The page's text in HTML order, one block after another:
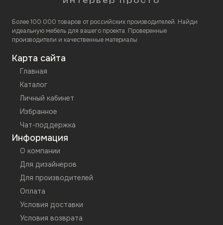
Более 100 000 товаров от российских производителей. Найди
идеальную мебель для вашего проекта. Проверенные
производители и качественные материалы
Карта сайта
Главная
Каталог
Личный кабинет
Избранное
Чат-поддержка
Информация
О компании
Для дизайнеров
Для производителей
Оплата
Условия доставки
Условия возврата